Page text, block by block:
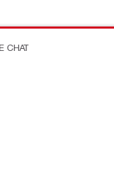
CHAT